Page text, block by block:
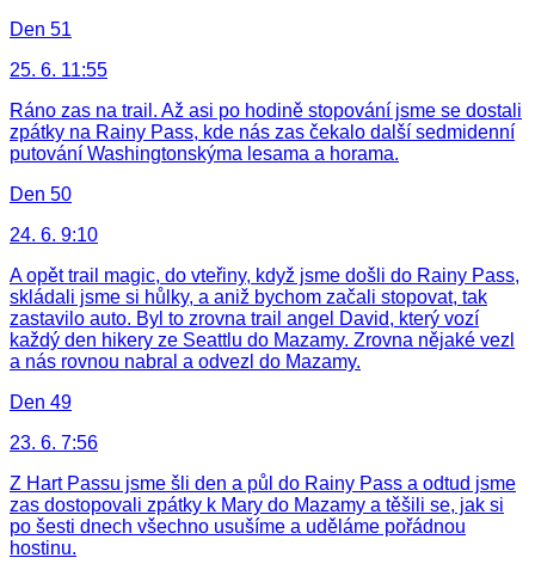
Den 51
25. 6. 11:55
Ráno zas na trail. Až asi po hodině stopování jsme se dostali
zpátky na Rainy Pass, kde nás zas čekalo další sedmidenní
putování Washingtonskýma lesama a horama.
Den 50
24. 6. 9:10
A opět trail magic, do vteřiny, když jsme došli do Rainy Pass,
skládali jsme si hůlky, a aniž bychom začali stopovat, tak
zastavilo auto. Byl to zrovna trail angel David, který vozí
každý den hikery ze Seattlu do Mazamy. Zrovna nějaké vezl
a nás rovnou nabral a odvezl do Mazamy.
Den 49
23. 6. 7:56
Z Hart Passu jsme šli den a půl do Rainy Pass a odtud jsme
zas dostopovali zpátky k Mary do Mazamy a těšili se, jak si
po šesti dnech všechno usušíme a uděláme pořádnou
hostinu.